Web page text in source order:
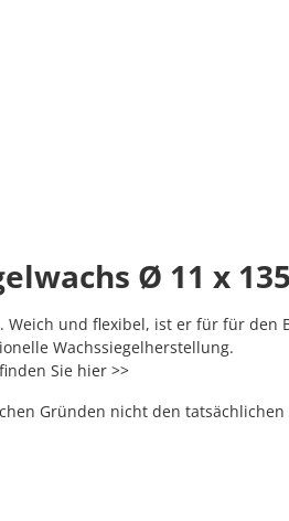
Ø 11 x
und flexibel, ist er für für
Wachssiegelherstellung.
Sie hier >>
Gründen nicht den